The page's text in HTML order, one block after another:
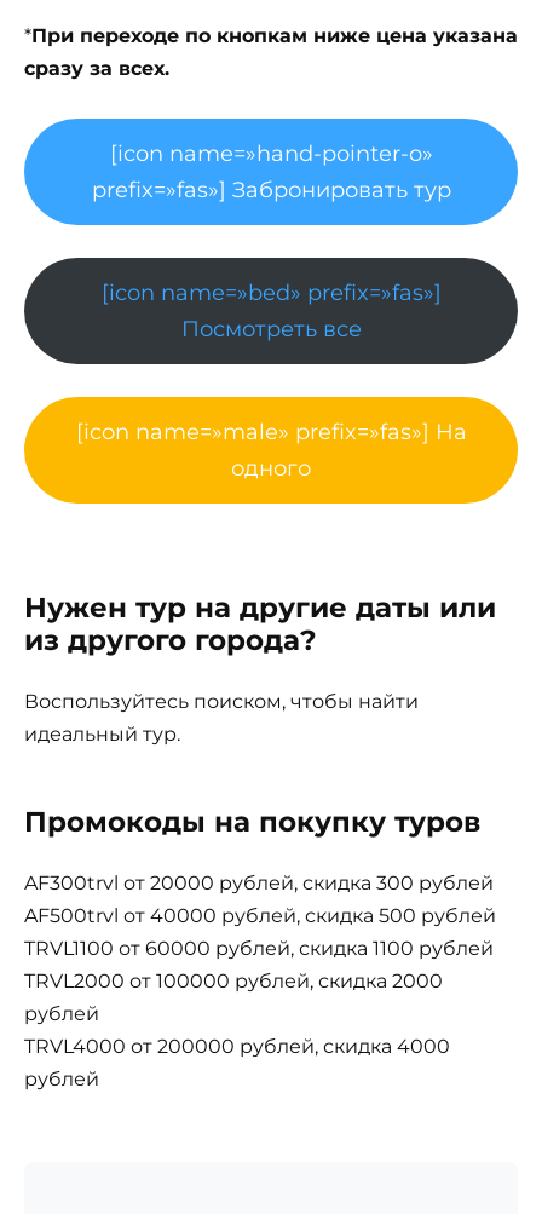
*При переходе по кнопкам ниже цена указана
сразу за всех.
[icon name=»hand-pointer-o»
prefix=»fas»] Забронировать тур
[icon name=»bed» prefix=»fas»]
Посмотреть все
[icon name=»male» prefix=»fas»] На
одного
Нужен тур на другие даты или
из другого города?
Воспользуйтесь поиском, чтобы найти
идеальный тур.
Промокоды на покупку туров
AF300trvl от 20000 рублей, скидка 300 рублей
AF500trvl от 40000 рублей, скидка 500 рублей
TRVL1100 от 60000 рублей, скидка 1100 рублей
TRVL2000 от 100000 рублей, скидка 2000
рублей
TRVL4000 от 200000 рублей, скидка 4000
рублей